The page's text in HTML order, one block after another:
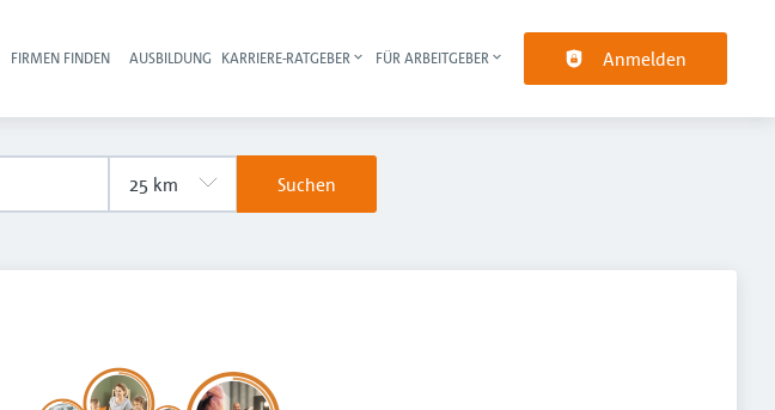
Haupt-Navigation
FIRMEN FINDEN AUSBILDUNG KARRIERE-RATGEBER FÜR ARBEITGEBER Anmelden
Suchen